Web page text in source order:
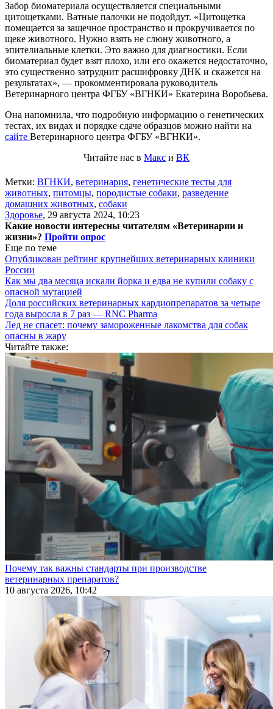
Забор биоматериала осуществляется специальными
цитощетками. Ватные палочки не подойдут. «Цитощетка
помещается за защечное пространство и прокручивается по
щеке животного. Нужно взять не слюну животного, а
эпителиальные клетки. Это важно для диагностики. Если
биоматериал будет взят плохо, или его окажется недостаточно,
это существенно затруднит расшифровку ДНК и скажется на
результатах», — прокомментировала руководитель
Ветеринарного центра ФГБУ «ВГНКИ» Екатерина Воробьева.
Она напомнила, что подробную информацию о генетических
тестах, их видах и порядке сдаче образцов можно найти на
сайте Ветеринарного центра ФГБУ «ВГНКИ».
Читайте нас в Макс и ВК
Метки: ВГНКИ, ветеринария, генетические тесты для
животных, питомцы, породистые собаки, разведение
домашних животных, собаки
Здоровье, 29 августа 2024, 10:23
Какие новости интересны читателям «Ветеринарии и
жизни»? Пройти опрос
Еще по теме
Опубликован рейтинг крупнейших ветеринарных клиники
России
Как мы два месяца искали йорка и едва не купили собаку с
опасной мутацией
Доля российских ветеринарных кардиопрепаратов за четыре
года выросла в 7 раз — RNC Pharma
Лед не спасет: почему замороженные лакомства для собак
опасны в жару
Читайте также:
Почему так важны стандарты при производстве
ветеринарных препаратов?
10 августа 2026, 10:42